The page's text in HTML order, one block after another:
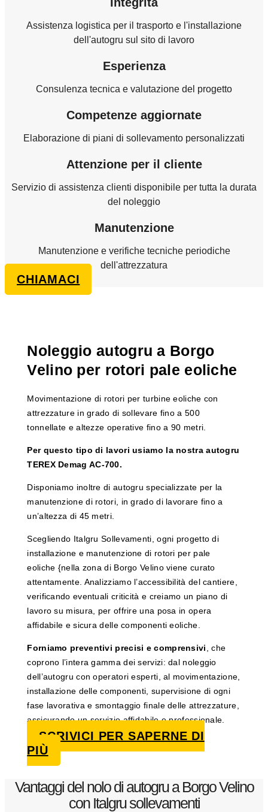
Assistenza logistica per il trasporto e l'installazione
dell'autogru sul sito di lavoro
Esperienza
Consulenza tecnica e valutazione del progetto
Competenze aggiornate
Elaborazione di piani di sollevamento personalizzati
Attenzione per il cliente
Servizio di assistenza clienti disponibile per tutta la durata
del noleggio
Manutenzione
Manutenzione e verifiche tecniche periodiche
dell'attrezzatura
CHIAMACI
Noleggio autogru a Borgo
Velino per rotori pale eoliche
Movimentazione di rotori per turbine eoliche con
attrezzature in grado di sollevare fino a 500
tonnellate e altezze operative fino a 90 metri.
Per questo tipo di lavori usiamo la nostra autogru
TEREX Demag AC-700.
Disponiamo inoltre di autogru specializzate per la
manutenzione di rotori, in grado di lavorare fino a
un’altezza di 45 metri.
Scegliendo Italgru Sollevamenti, ogni progetto di
installazione e manutenzione di rotori per pale
eoliche {nella zona di Borgo Velino viene curato
attentamente. Analizziamo l’accessibilità del cantiere,
verificando eventuali criticità e creiamo un piano di
lavoro su misura, per offrire una posa in opera
affidabile e sicura delle componenti eoliche.
Forniamo preventivi precisi e comprensivi, che
coprono l’intera gamma dei servizi: dal noleggio
dell’autogru con operatori esperti, al movimentazione,
installazione delle componenti, supervisione di ogni
fase lavorativa e smontaggio finale delle attrezzature,
assicurando un servizio affidabile e professionale.
SCRIVICI PER SAPERNE DI
PIÙ
Vantaggi del nolo di autogru a Borgo Velino
con Italgru sollevamenti